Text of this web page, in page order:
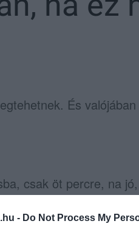
- Do Not Process My
És
csak öt percre, na
az utóbbi
autónak a